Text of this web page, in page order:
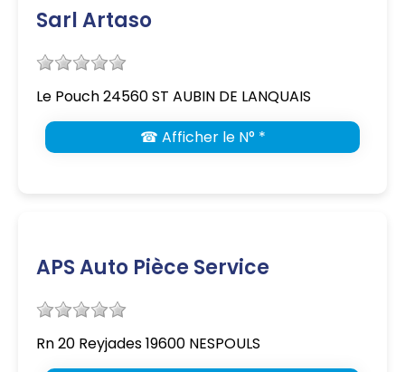
Sarl Artaso
Le Pouch 24560 ST AUBIN DE LANQUAIS
☎ Afficher le N° *
APS Auto Pièce Service
Rn 20 Reyjades 19600 NESPOULS